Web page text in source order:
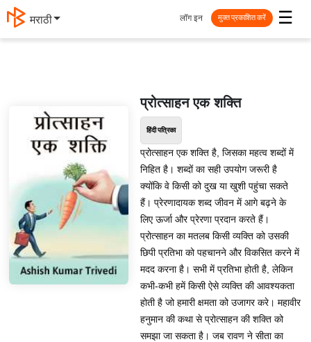
मराठी ☰
लॉग इन मुक्त प्रकाशित करें
प्रोत्साहन एक शक्ति
हिंदी पत्रिका
प्रोत्साहन एक शक्ति है, जिसका महत्व शब्दों में
निहित है। शब्दों का सही उपयोग जरूरी है
क्योंकि वे किसी को दुख या खुशी पहुंचा सकते
हैं। प्रेरणादायक शब्द जीवन में आगे बढ़ने के
लिए ऊर्जा और प्रेरणा प्रदान करते हैं।
प्रोत्साहन का मतलब किसी व्यक्ति को उसकी
छिपी प्रतिभा को पहचानने और विकसित करने में
मदद करना है। सभी में प्रतिभा होती है, लेकिन
कभी-कभी हमें किसी ऐसे व्यक्ति की आवश्यकता
होती है जो हमारी क्षमता को उजागर करे। महावीर
हनुमान की कथा से प्रोत्साहन की शक्ति को
समझा जा सकता है। जब रावण ने सीता का